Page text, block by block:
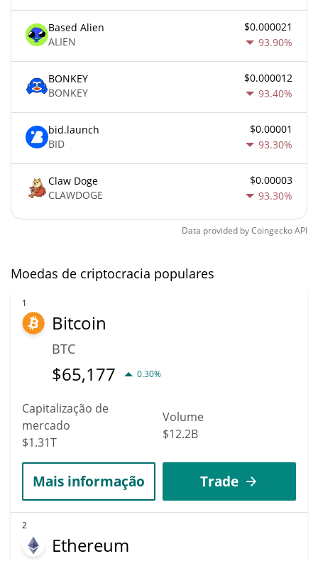
Based Alien
ALIEN
$0.000021
93.90%
BONKEY
BONKEY
$0.000012
93.40%
bid.launch
BID
$0.00001
93.30%
Claw Doge
CLAWDOGE
$0.00003
93.30%
Data provided byCoingeckoAPI
Moedas de criptocracia populares
1
Bitcoin
BTC
$65,177 0.30%
Capitalização de
mercado
$1.31T
Volume
$12.2B
Mais informação Trade
2
Ethereum